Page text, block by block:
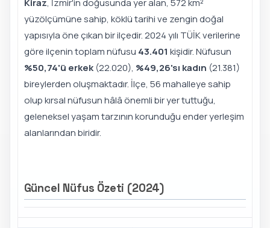
Kiraz, İzmir'in doğusunda yer alan, 572 km²
yüzölçümüne sahip, köklü tarihi ve zengin doğal
yapısıyla öne çıkan bir ilçedir. 2024 yılı TÜİK verilerine
göre ilçenin toplam nüfusu 43.401 kişidir. Nüfusun
%50,74'ü erkek(22.020), %49,26'sı kadın (21.381)
bireylerden oluşmaktadır. İlçe, 56 mahalleye sahip
olup kırsal nüfusun hâlâ önemli bir yer tuttuğu,
geleneksel yaşam tarzının korunduğu ender yerleşim
alanlarından biridir.
Güncel Nüfus Özeti (2024)